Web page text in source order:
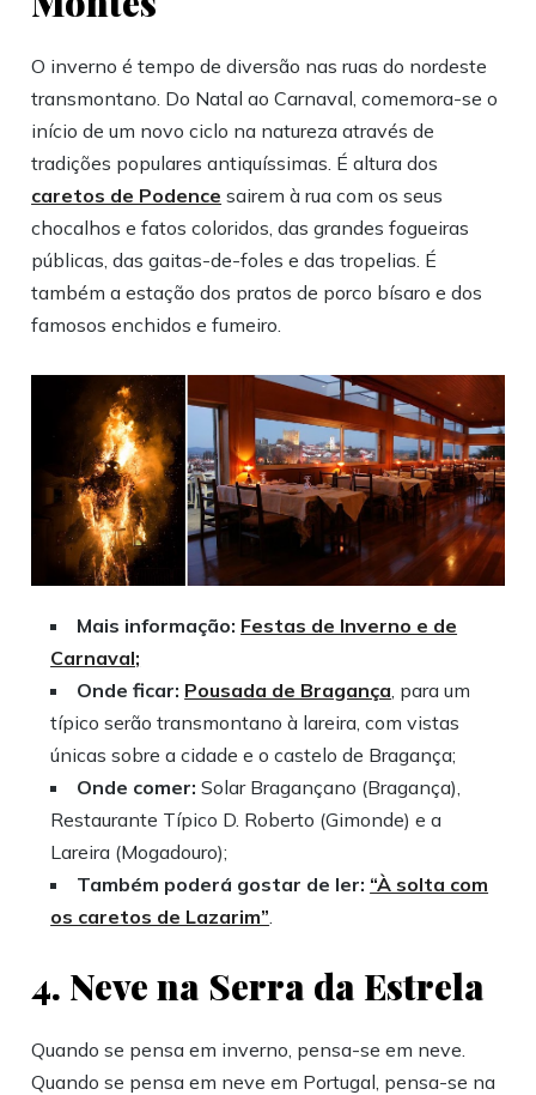
O inverno é tempo de diversão nas ruas do nordeste
transmontano. Do Natal ao Carnaval, comemora-se o
início de um novo ciclo na natureza através de
tradições populares antiquíssimas. É altura dos
caretos de Podence sairem à rua com os seus
chocalhos e fatos coloridos, das grandes fogueiras
públicas, das gaitas-de-foles e das tropelias. É
também a estação dos pratos de porco bísaro e dos
famosos enchidos e fumeiro.
Mais informação: Festas de Inverno e de
Carnaval;
Onde ficar: Pousada de Bragança , para um
típico serão transmontano à lareira, com vistas
únicas sobre a cidade e o castelo de Bragança;
Onde comer: Solar Bragançano (Bragança),
Restaurante Típico D. Roberto (Gimonde) e a
Lareira (Mogadouro);
Também poderá gostar de ler: “À solta com
os caretos de Lazarim”
4. Neve na Serra da Estrela
Quando se pensa em inverno, pensa-se em neve.
Quando se pensa em neve em Portugal, pensa-se na